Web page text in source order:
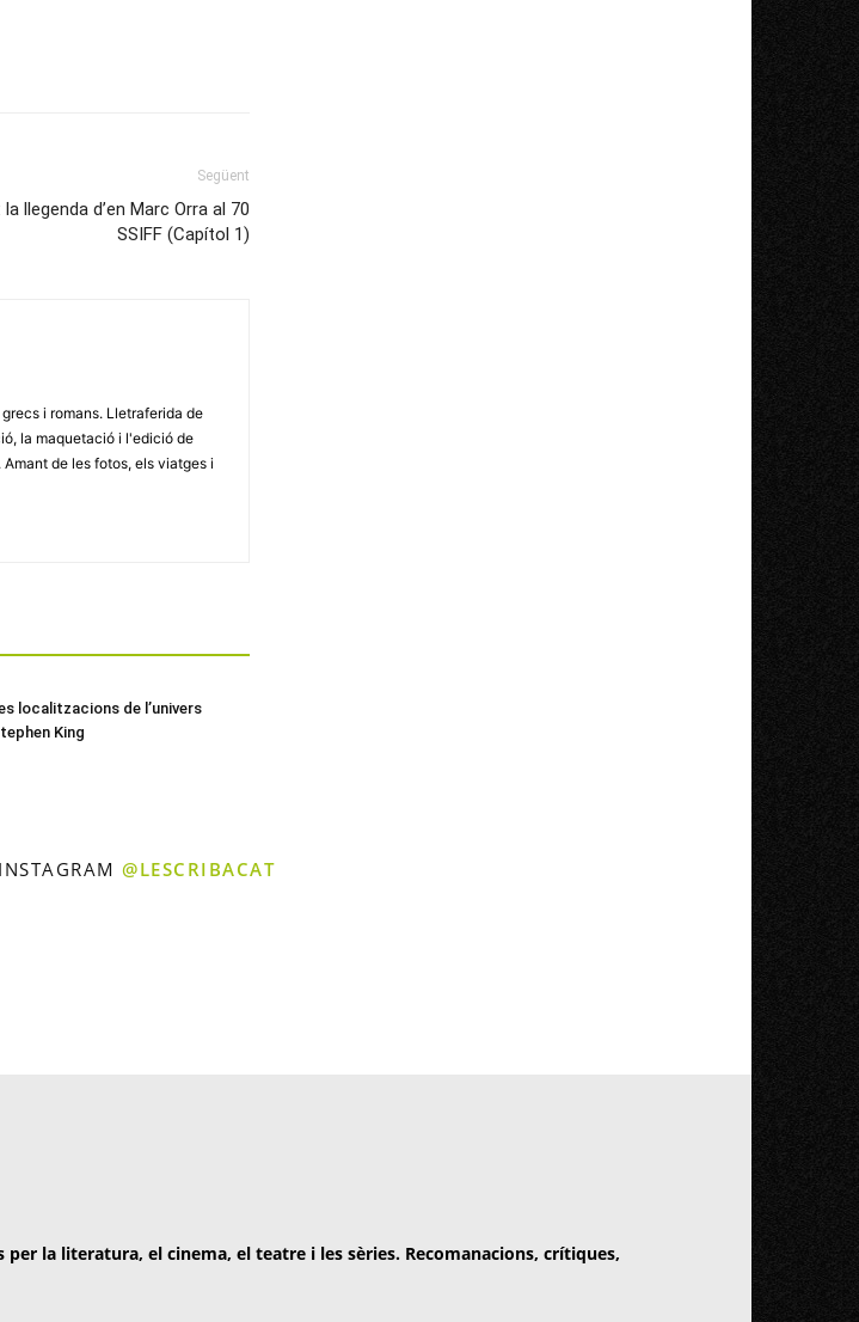
Següent
la llegenda d’en Marc Orra al 70
SSIFF (Capítol 1)
i romans. Lletraferida de
la maquetació i l'edició de
de les fotos, els viatges i
localitzacions de l’univers
King
@LESCRIBACAT
la literatura, el cinema, el teatre i les sèries. Recomanacions, crítiques,